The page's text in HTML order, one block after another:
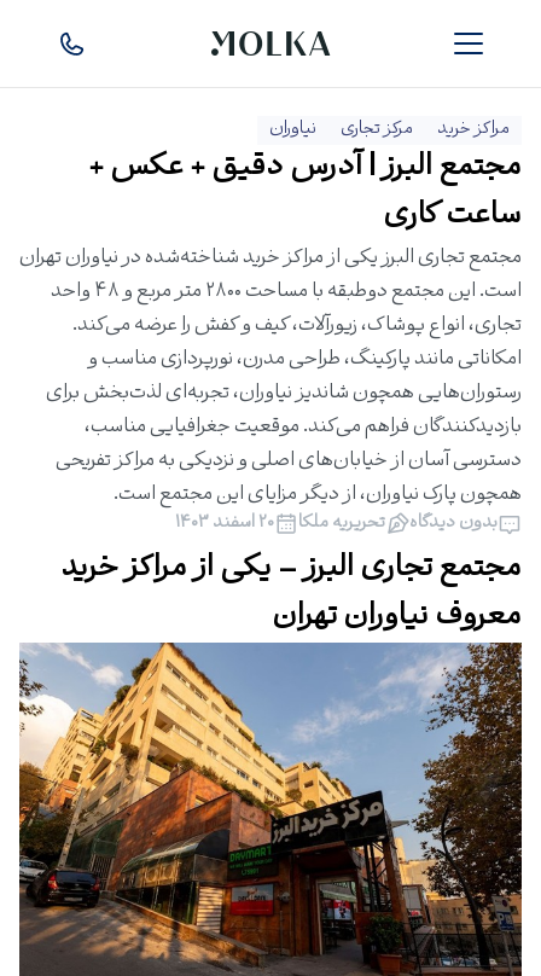
مراکز خرید مرکز تجاری نیاوران
مجتمع البرز | آدرس دقیق + عکس +
ساعت کاری
مجتمع تجاری البرز یکی از مراکز خرید شناخته‌شده در نیاوران تهران
است. این مجتمع دوطبقه با مساحت ۲۸۰۰ متر مربع و ۴۸ واحد
تجاری، انواع پوشاک، زیورآلات، کیف و کفش را عرضه می‌کند.
امکاناتی مانند پارکینگ، طراحی مدرن، نورپردازی مناسب و
رستوران‌هایی همچون شاندیز نیاوران، تجربه‌ای لذت‌بخش برای
بازدیدکنندگان فراهم می‌کند. موقعیت جغرافیایی مناسب،
دسترسی آسان از خیابان‌های اصلی و نزدیکی به مراکز تفریحی
همچون پارک نیاوران، از دیگر مزایای این مجتمع است.
بدون دیدگاه تحریریه ملکا ۲۰ اسفند ۱۴۰۳
مجتمع تجاری البرز – یکی از مراکز خرید
معروف نیاوران تهران